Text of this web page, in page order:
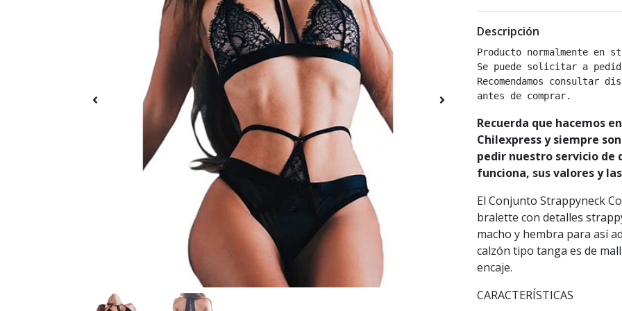
Descripción
Producto normalmente en
Se puede solicitar a
Recomendamos consultar
antes de comprar.
Recuerda que hacemos
Chilexpress y siempre
pedir nuestro servicio de
funciona, sus valores y
El Conjunto Strappyneck
bralette con detalles
macho y hembra para así
calzón tipo tanga es de
encaje.
CARACTERÍSTICAS